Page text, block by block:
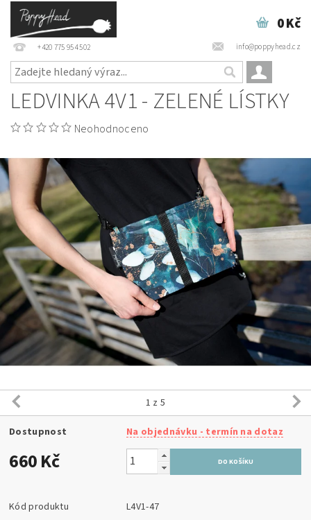
+420 775 954 502 info@poppyhead.cz
0 Kč
LEDVINKA 4V1 - ZELENÉ LÍSTKY
Neohodnoceno
1 z 5
Dostupnost Na objednávku - termín na dotaz
660 Kč
Kód produktu
L4V1-47